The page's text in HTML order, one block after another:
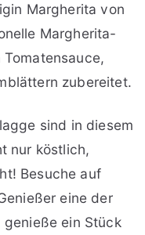
Margherita von
Margherita-
zubereitet.
sind in diesem
nur köstlich,
Besuche auf
eine der
ein Stück